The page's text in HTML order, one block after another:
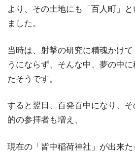
より、その土地にも「百人町」
ました。
当時は、射撃の研究に精魂かけ
うにならず、そんな中、夢の中
たそうです。
すると翌日、百発百中になり、
的の参拝者も増え、
現在の「皆中稲荷神社」が出来た